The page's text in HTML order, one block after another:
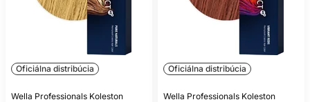
Oficiálna distribúcia
Wella Professionals Koleston
Oficiálna distribúcia
Wella Professionals Koleston